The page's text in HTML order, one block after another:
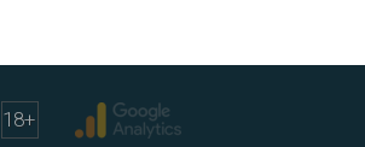
18+